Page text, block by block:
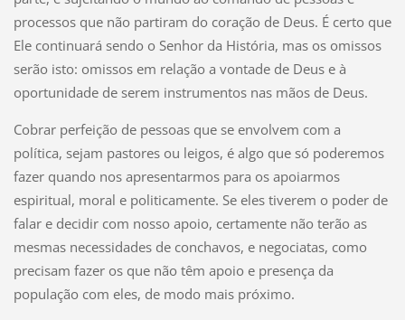
processos que não partiram do coração de Deus. É certo que
Ele continuará sendo o Senhor da História, mas os omissos
serão isto: omissos em relação a vontade de Deus e à
oportunidade de serem instrumentos nas mãos de Deus.
Cobrar perfeição de pessoas que se envolvem com a
política, sejam pastores ou leigos, é algo que só poderemos
fazer quando nos apresentarmos para os apoiarmos
espiritual, moral e politicamente. Se eles tiverem o poder de
falar e decidir com nosso apoio, certamente não terão as
mesmas necessidades de conchavos, e negociatas, como
precisam fazer os que não têm apoio e presença da
população com eles, de modo mais próximo.